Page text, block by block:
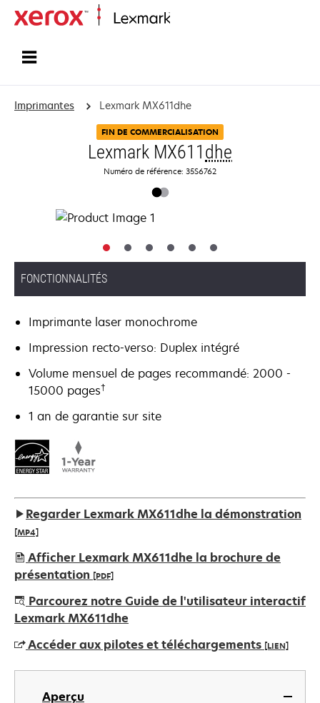
Imprimantes Lexmark MX611dhe
FIN DE COMMERCIALISATION
Lexmark MX611 dhe
Numéro de référence: 35S6762
FONCTIONNALITÉS
Imprimante laser monochrome
Impression recto-verso: Duplex intégré
Volume mensuel de pages recommandé: 2000 -
15000 pages†
1 an de garantie sur site
Regarder Lexmark MX611dhe la démonstration
[MP4]
Afficher Lexmark MX611dhe la brochure de
présentation [PDF]
s’ouvre
dans
nouvel
onglet
Parcourez notre Guide de l'utilisateur interactif
Lexmark MX611dhe
Accéder aux pilotes et téléchargements [LIEN]
s’ouvre
Aperçu